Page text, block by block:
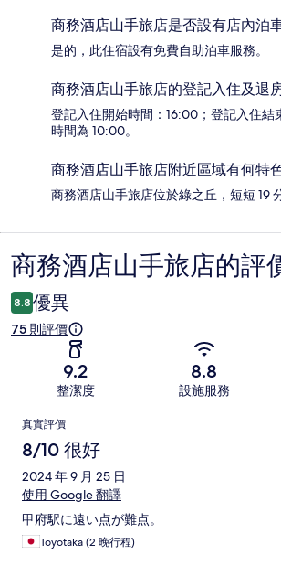
商務酒店山手旅店是否設有店內泊
是的，此住宿設有免費自助泊車服務。
商務酒店山手旅店的登記入住及退
登記入住開始時間：16:00；登記入住
時間為 10:00。
商務酒店山手旅店附近區域有何特
商務酒店山手旅店位於綠之丘，短短 19
評
價
商務酒店山手旅店的評
8.8 優異
75 則評價
9.2
整潔度
8.8
設施服務
評
價
真實評價
8/10 很好
2024 年 9 月 25 日
使用 Google 翻譯
甲府駅に遠い点が難点。
Toyotaka (2 晚行程)